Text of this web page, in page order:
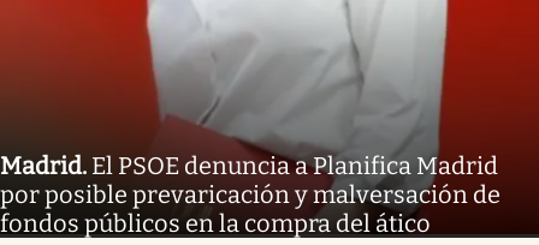
Madrid. El PSOE denuncia a Planifica Madrid
por posible prevaricación y malversación de
fondos públicos en la compra del ático